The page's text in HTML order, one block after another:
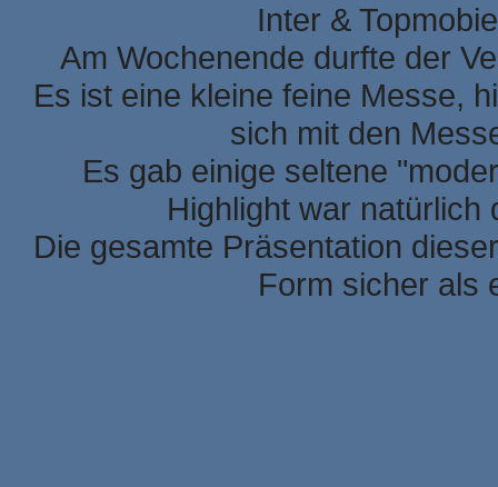
Inter &
Am Wochenende durfte der
Es ist eine kleine feine Messe,
sich mit den
Es gab einige seltene
Highlight war natürlich
Die gesamte Präsentation
Form sicher als